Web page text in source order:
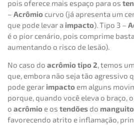
pois oferece mais espaço para os
– Acrômio curvo (já apresenta um
que pode levar a impacto). Tipo 3 –
é o pior cenário, pois comprime
aumentando o risco de lesão).
No caso do acrômio tipo 2, temos
que, embora não seja tão agressivo
pode gerar impacto em alguns
porque, quando você eleva o braço,
o acrômio e os tendões do
favorecendo atrito e inflamação,